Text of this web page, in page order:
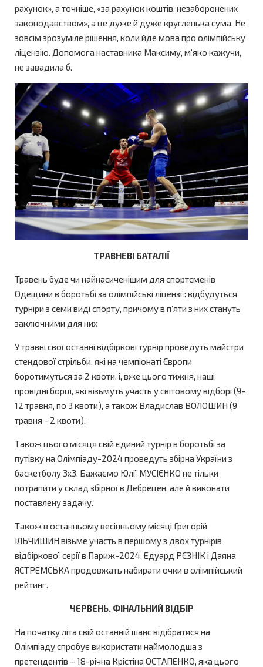
рахунок», а точніше, «за рахунок коштів, незаборонених
законодавством», а це дуже й дуже кругленька сума. Не
зовсім зрозуміле рішення, коли йде мова про олімпійську
ліцензію. Допомога наставника Максиму, м’яко кажучи,
не завадила б.
ТРАВНЕВІ БАТАЛІЇ
Травень буде чи найнасиченішим для спортсменів
Одещини в боротьбі за олімпійські ліцензії: відбудуться
турніри з семи виді спорту, причому в п’яти з них стануть
заключними для них
У травні свої останні відбіркові турнір проведуть майстри
стендової стрільби, які на чемпіонаті Європи
боротимуться за 2 квоти, і, вже цього тижня, наші
провідні борці, які візьмуть участь у світовому відборі (9-
12 травня, по 3 квоти), а також Владислав ВОЛОШИН (9
травня - 2 квоти).
Також цього місяця свій єдиний турнір в боротьбі за
путівку на Олімпіаду-2024 проведуть збірна України з
баскетболу 3х3. Бажаємо Юлії МУСІЄНКО не тільки
потрапити у склад збірної в Дебрецен, але й виконати
поставлену задачу.
Також в останньому весінньому місяці Григорій
ІЛЬЧИШИН візьме участь в першому з двох турнірів
відбіркової серії в Париж-2024, Едуард РЄЗНІК і Даяна
ЯСТРЕМСЬКА продовжать набирати очки в олімпійський
рейтинг.
ЧЕРВЕНЬ. ФІНАЛЬНИЙ ВІДБІР
На початку літа свій останній шанс відібратися на
Олімпіаду спробує використати наймолодша з
претендентів – 18-річна Крістіна ОСТАПЕНКО, яка цього